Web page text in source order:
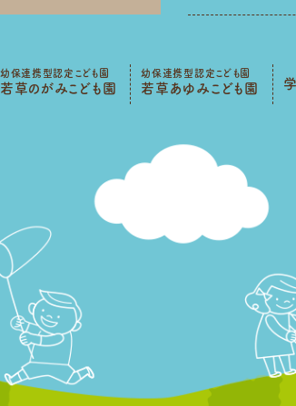
幼保連携型認定こども園
若草のがみこども園
幼保連携型認定こども園
若草あゆみこども園